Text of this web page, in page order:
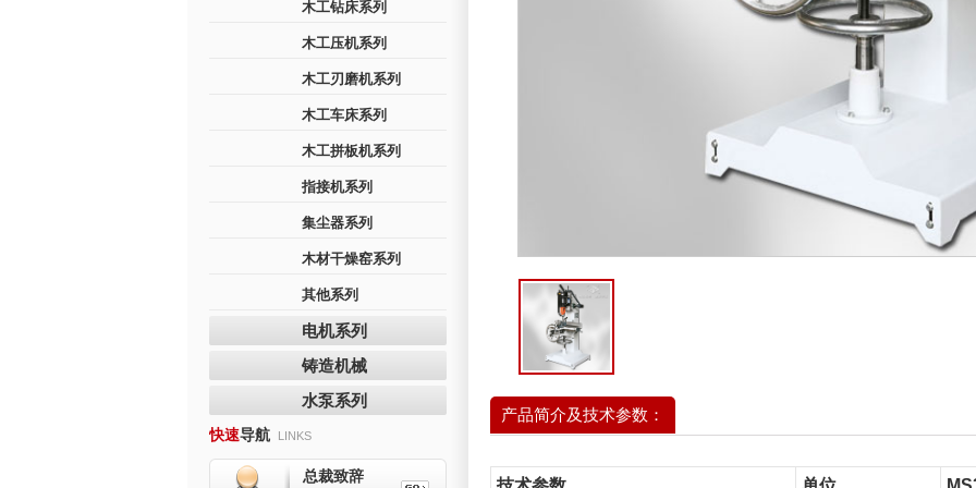
木工钻床系列
木工压机系列
木工刃磨机系列
木工车床系列
木工拼板机系列
指接机系列
集尘器系列
木材干燥窑系列
其他系列
电机系列
铸造机械
水泵系列
快速导航 LINKS
总裁致辞
产品简介及技术参数：